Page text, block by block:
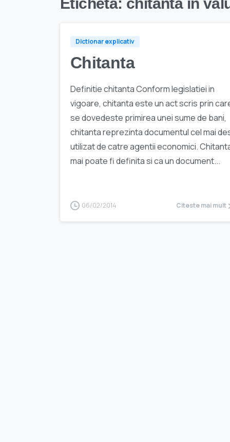
Dictionar explicativ
Chitanta
Definitie chitanta Conform legislatiei in
vigoare, chitanta este un act scris prin
se dovedeste primirea unei sume de bani,
chitanta reprezinta documentul cel mai
utilizat de catre agentii economici.
mai poate fi definita si ca un document...
06/02/2014 Citeste mai mult